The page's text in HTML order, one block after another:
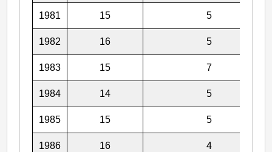
1981 15 5
1982 16 5
1983 15 7
1984 14 5
1985 15 5
1986 16 4